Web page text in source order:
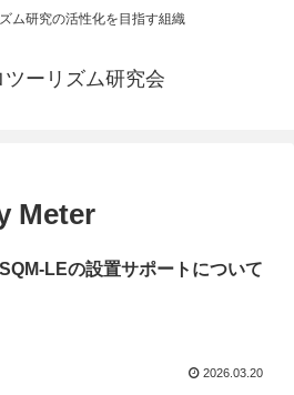
ム研究の活性化を目指す組織
ツーリズム研究会
Meter
SQM-LEの設置サポートについて
2026.03.20